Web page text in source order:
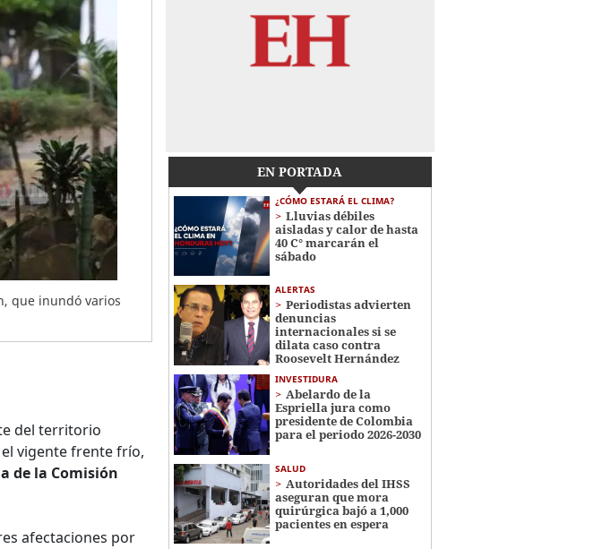
que inundó varios
del territorio
vigente frente frío,
de la Comisión
afectaciones por
EN PORTADA
¿CÓMO ESTARÁ EL CLIMA?
Lluvias débiles
aisladas y calor de hasta
40 C° marcarán el
sábado
ALERTAS
Periodistas advierten
denuncias
internacionales si se
dilata caso contra
Roosevelt Hernández
INVESTIDURA
Abelardo de la
Espriella jura como
presidente de Colombia
para el periodo 2026-2030
SALUD
Autoridades del IHSS
aseguran que mora
quirúrgica bajó a 1,000
pacientes en espera